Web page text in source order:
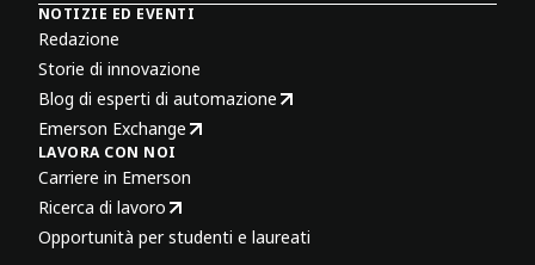
NOTIZIE ED EVENTI
Redazione
Storie di innovazione
Blog di esperti di automazione
Emerson Exchange
LAVORA CON NOI
Carriere in Emerson
Ricerca di lavoro
Opportunità per studenti e laureati